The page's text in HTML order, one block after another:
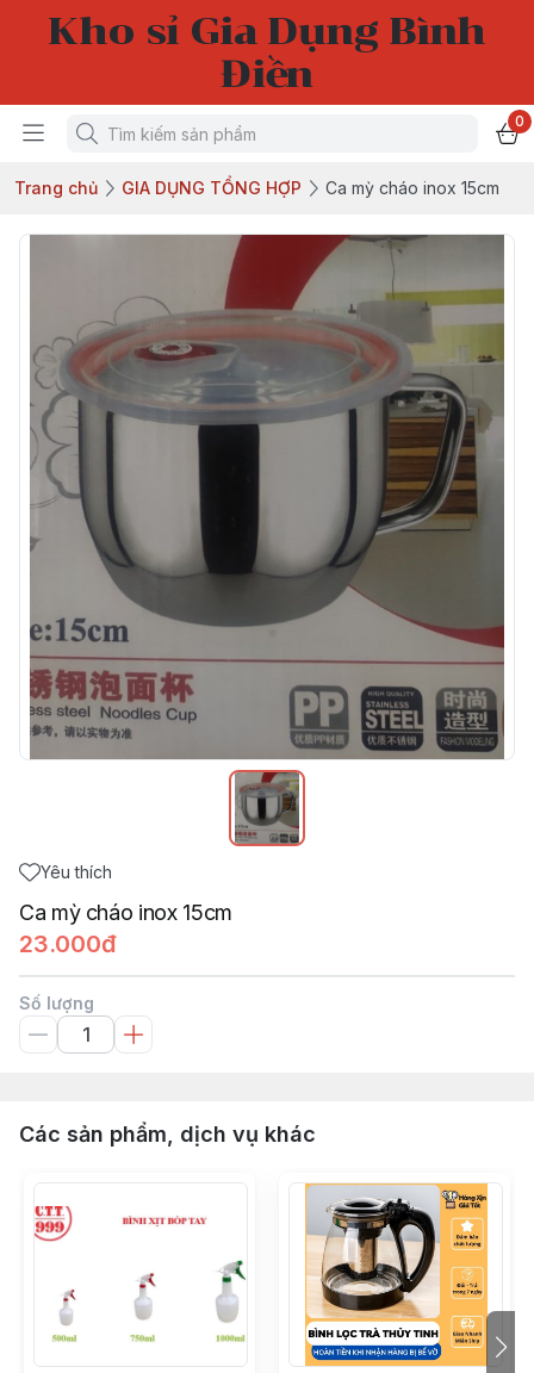
Kho sỉ Gia Dụng Bình
Điền
0
Trang chủ GIA DỤNG TỔNG HỢP Ca mỳ cháo inox 15cm
Yêu thích
Ca mỳ cháo inox 15cm
23.000đ
Số lượng
Các sản phẩm, dịch vụ khác